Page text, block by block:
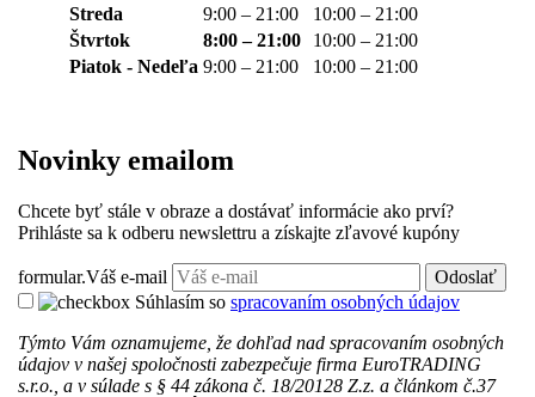
Streda
9:00 – 21:00
10:00 – 21:00
Štvrtok
8:00 – 21:00
10:00 – 21:00
Piatok - Nedeľa 9:00 – 21:00 10:00 – 21:00
Novinky emailom
Chcete byť stále v obraze a dostávať informácie ako prví?
Prihláste sa k odberu newslettru a získajte zľavové kupóny
formular.Váš e-mail
Odoslať
Súhlasím so spracovaním osobných údajov
Týmto Vám oznamujeme, že dohľad nad spracovaním osobných
údajov v našej spoločnosti zabezpečuje firma EuroTRADING
s.r.o., a v súlade s § 44 zákona č. 18/20128 Z.z. a článkom č.37